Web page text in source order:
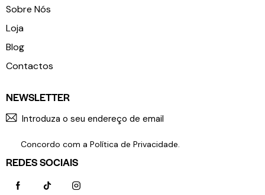
Sobre Nós
Loja
Blog
Contactos
NEWSLETTER
Concordo com a Política de Privacidade.
REDES SOCIAIS